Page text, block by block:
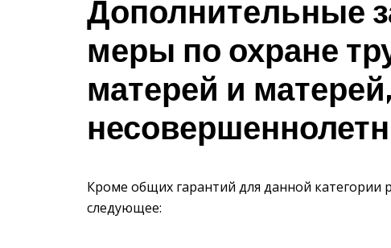
Дополнительные
меры по охране
матерей и
Кроме общих гарантий для данной
следующее: